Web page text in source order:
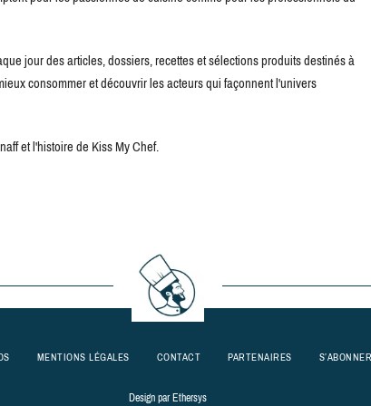
jour des articles, dossiers, recettes et sélections produits destinés à
consommer et découvrir les acteurs qui façonnent l'univers
et l'histoire de Kiss My Chef.
MENTIONS LÉGALES CONTACT PARTENAIRES
Design parEthersys